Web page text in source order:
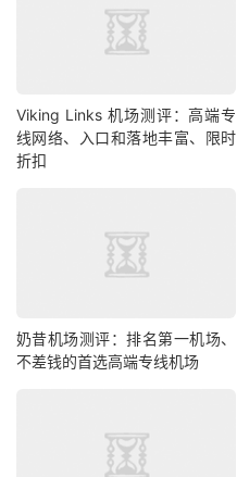
Viking Links 机场测评：高端专
线网络、入口和落地丰富、限时
折扣
奶昔机场测评：排名第一机场、
不差钱的首选高端专线机场